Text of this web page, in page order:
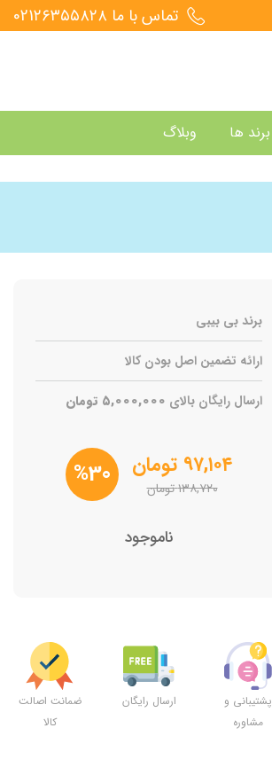
تماس با ما 021۲۶۳۵۵۸۲۸
برند ها وبلاگ
برند بی بیبی
ارائه تضمین اصل بودن کالا
ارسال رایگان بالای ۵,۰۰۰,۰۰۰ تومان
۹۷,۱۰۴ تومان
۱۳۸,۷۲۰تومان %30
ناموجود
پشتیبانی و
مشاوره
ارسال رایگان
ضمانت اصالت
کالا